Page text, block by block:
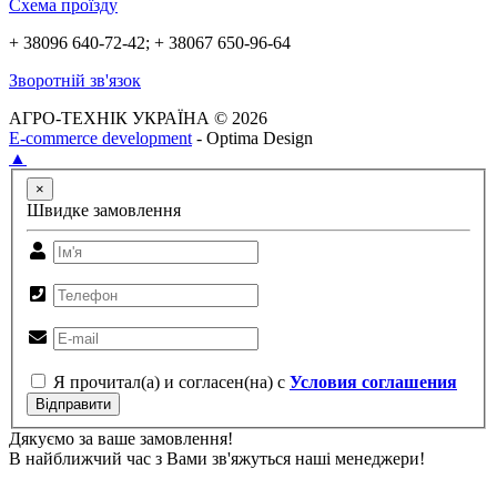
Схема проїзду
+ 38096 640-72-42; + 38067 650-96-64
Зворотній зв'язок
АГРО-ТЕХНІК УКРАЇНА © 2026
E-commerce development - Optima Design
▲
×
Швидке замовлення
Я прочитал(а) и согласен(на) с Условия соглашения
Відправити
Дякуємо за ваше замовлення!
В найближчий час з Вами зв'яжуться наші менеджери!